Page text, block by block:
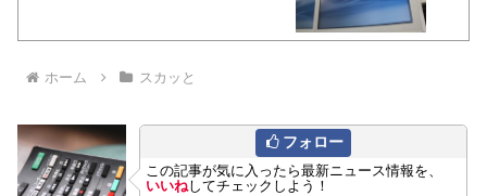
ホーム スカッと
フォロー
この記事が気に入ったら最新ニュース情報を、
いいねしてチェックしよう！